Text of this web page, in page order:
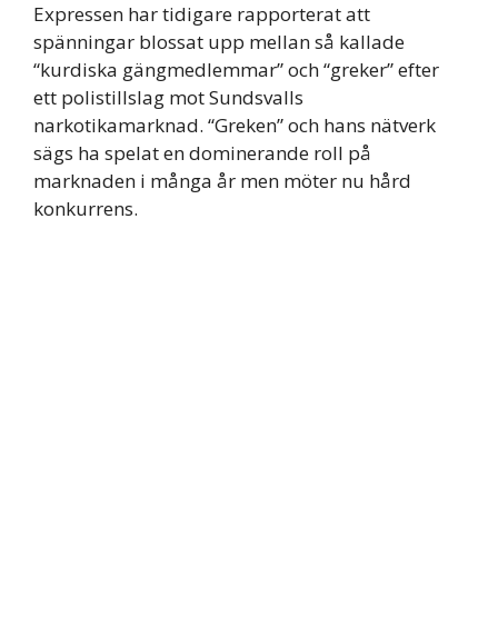
Expressen har tidigare rapporterat att
spänningar blossat upp mellan så kallade
“kurdiska gängmedlemmar” och “greker” efter
ett polistillslag mot Sundsvalls
narkotikamarknad. “Greken” och hans nätverk
sägs ha spelat en dominerande roll på
marknaden i många år men möter nu hård
konkurrens.